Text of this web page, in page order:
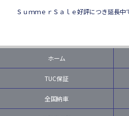
ＳｕｍｍｅｒＳａｌｅ好評につき延長中
ホーム
TUC保証
全国納車